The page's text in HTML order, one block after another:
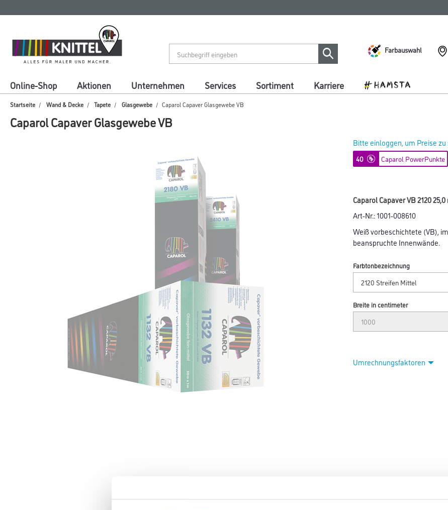
springen
springen
Farbauswahl
Online-Shop Aktionen Unternehmen Services Sortiment Karriere
Startseite Wand & Decke Tapete Glasgewebe Caparol Capaver Glasgewebe VB
Caparol Capaver Glasgewebe VB
Bitte einloggen, um Preise zu
40 Caparol PowerPunkte
Caparol Capaver VB 2120
Art-Nr.:1001-008610
Weiß vorbeschichtete (VB),
beanspruchte Innenwände.
Farbtonbezeichnung
Breite in centimeter
Umrechnungsfaktoren